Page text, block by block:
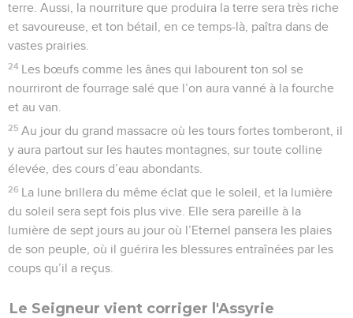
terre. Aussi, la nourriture que produira la terre sera très riche
et savoureuse, et ton bétail, en ce temps-là, paîtra dans de
vastes prairies.
24 Les bœufs comme les ânes qui labourent ton sol se
nourriront de fourrage salé que l’on aura vanné à la fourche
et au van.
25 Au jour du grand massacre où les tours fortes tomberont, il
y aura partout sur les hautes montagnes, sur toute colline
élevée, des cours d’eau abondants.
26 La lune brillera du même éclat que le soleil, et la lumière
du soleil sera sept fois plus vive. Elle sera pareille à la
lumière de sept jours au jour où l’Eternel pansera les plaies
de son peuple, où il guérira les blessures entraînées par les
coups qu’il a reçus.
Le Seigneur vient corriger l'Assyrie